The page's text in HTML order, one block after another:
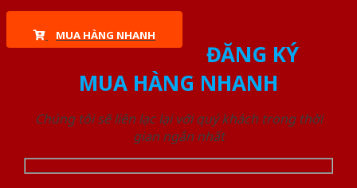
MUA HÀNG NHANH
ĐĂNG KÝ
MUA HÀNG NHANH
Chúng tôi sẽ liên lạc lại với quý khách trong thời
gian ngắn nhất